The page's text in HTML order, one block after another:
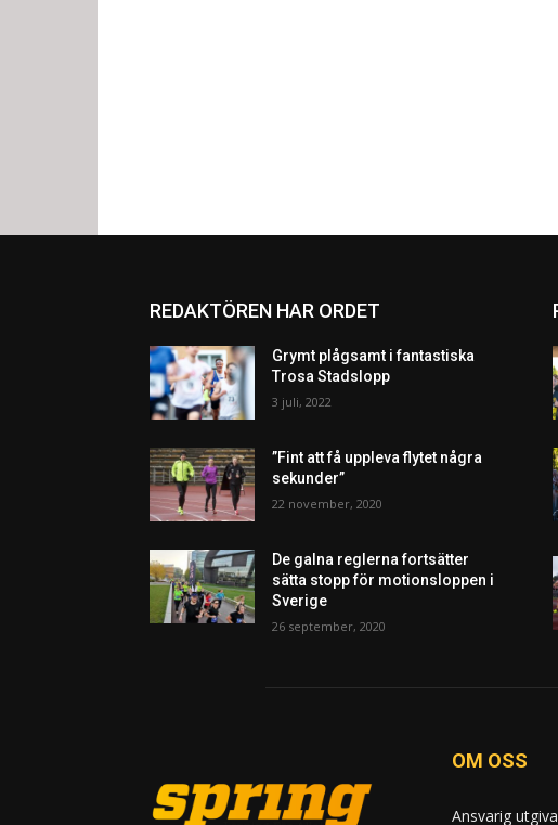
REDAKTÖREN HAR ORDET
Grymt plågsamt i fantastiska
Trosa Stadslopp
3 juli, 2022
”Fint att få uppleva flytet några
sekunder”
22 november, 2020
De galna reglerna fortsätter
sätta stopp för motionsloppen i
Sverige
26 september, 2020
OM OSS
Ansvarig